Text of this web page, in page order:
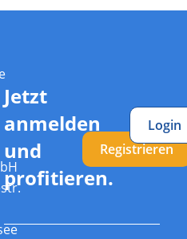
Jetzt
anmelden
und
profitieren.
Registrieren
Login